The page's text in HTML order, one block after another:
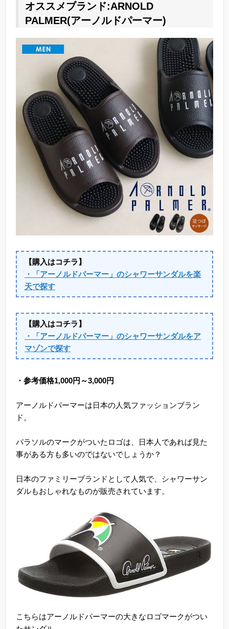
オススメブランド:ARNOLD
PALMER(アーノルドパーマー)
【購入はコチラ】
・「アーノルドパーマー」のシャワーサンダルを楽
天で探す
【購入はコチラ】
・「アーノルドパーマー」のシャワーサンダルをア
マゾンで探す
・参考価格1,000円～3,000円
アーノルドパーマーは日本の人気ファッションブラン
ド。
パラソルのマークがついたロゴは、日本人であれば見た
事がある方も多いのではないでしょうか？
日本のファミリーブランドとして人気で、シャワーサン
ダルもおしゃれなものが販売されています。
こちらはアーノルドパーマーの大きなロゴマークがつい